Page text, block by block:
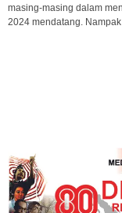
masing-masing dalam
2024 mendatang.